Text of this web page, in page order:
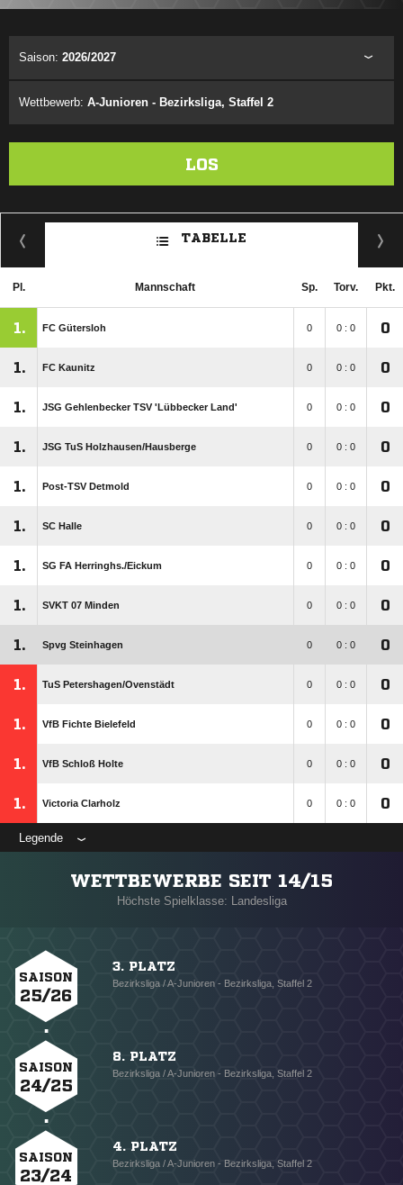
Saison: 2026/2027
Wettbewerb: A-Junioren - Bezirksliga, Staffel 2
LOS
TABELLE
Pl. Mannschaft Sp. Torv. Pkt.
1. FC Gütersloh 0 0 : 0 0
1. FC Kaunitz 0 0 : 0 0
1. JSG Gehlenbecker TSV 'Lübbecker Land' 0 0 : 0 0
1. JSG TuS Holzhausen/​Hausberge 0 0 : 0 0
1. Post-TSV Detmold 0 0 : 0 0
1. SC Halle 0 0 : 0 0
1. SG FA Herringhs./​Eickum 0 0 : 0 0
1. SVKT 07 Minden 0 0 : 0 0
1. Spvg Steinhagen 0 0 : 0 0
1. TuS Petershagen/​Ovenstädt 0 0 : 0 0
1. VfB Fichte Bielefeld 0 0 : 0 0
1. VfB Schloß Holte 0 0 : 0 0
1. Victoria Clarholz 0 0 : 0 0
Legende
WETTBEWERBE SEIT 14/15
Höchste Spielklasse: Landesliga
SAISON
25/26
3. PLATZ
Bezirksliga / A-Junioren - Bezirksliga, Staffel 2
SAISON
24/25
8. PLATZ
Bezirksliga / A-Junioren - Bezirksliga, Staffel 2
SAISON
23/24
4. PLATZ
Bezirksliga / A-Junioren - Bezirksliga, Staffel 2